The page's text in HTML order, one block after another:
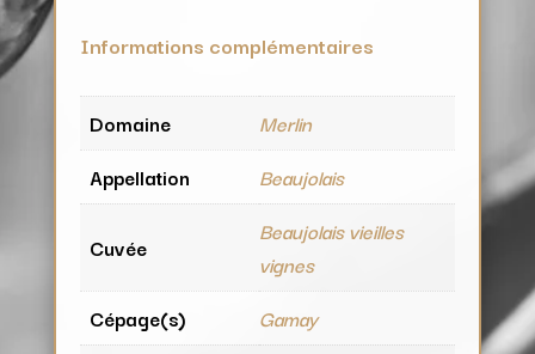
Informations complémentaires
Domaine
Merlin
Appellation
Beaujolais
Cuvée
Beaujolais vieilles
vignes
Cépage(s)
Gamay